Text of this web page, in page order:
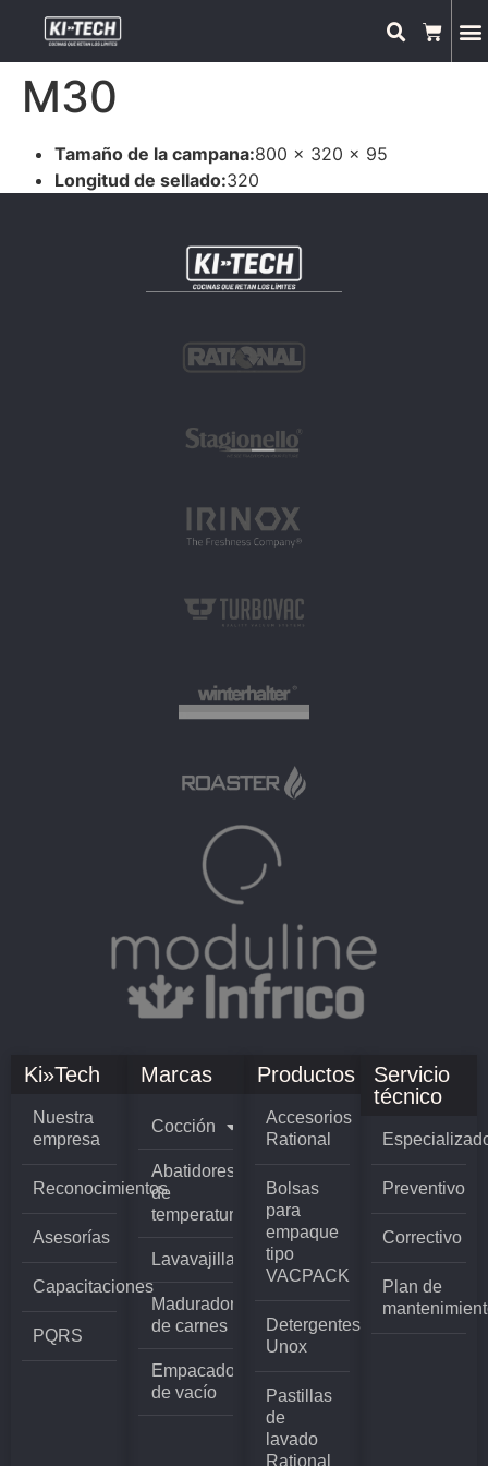
M30
Tamaño de la campana:800 x 320 x 95
Longitud de sellado:320
Ki»Tech
Nuestra
empresa
Reconocimientos
Asesorías
Capacitaciones
PQRS
Marcas
Cocción
Abatidores
de
temperatura
Lavavajillas
Madurador
de carnes
Empacadoras
de vacío
Productos
Accesorios
Rational
Bolsas
para
empaque
tipo
VACPACK
Detergentes
Unox
Pastillas
de
lavado
Rational
Servicio
técnico
Preventivo
Correctivo
Plan de